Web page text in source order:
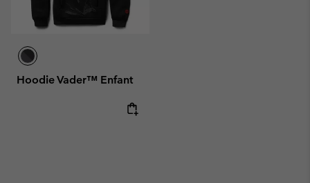
Hoodie Vader™ Enfant